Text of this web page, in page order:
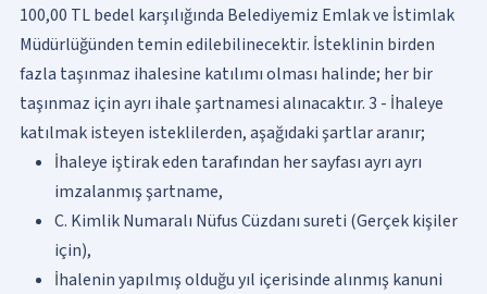
100,00 TL bedel karşılığında Belediyemiz Emlak ve İstimlak
Müdürlüğünden temin edilebilinecektir. İsteklinin birden
fazla taşınmaz ihalesine katılımı olması halinde; her bir
taşınmaz için ayrı ihale şartnamesi alınacaktır. 3 - İhaleye
katılmak isteyen isteklilerden, aşağıdaki şartlar aranır;
İhaleye iştirak eden tarafından her sayfası ayrı ayrı
imzalanmış şartname,
C. Kimlik Numaralı Nüfus Cüzdanı sureti (Gerçek kişiler
için),
İhalenin yapılmış olduğu yıl içerisinde alınmış kanuni